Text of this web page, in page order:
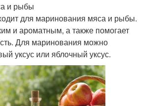
и рыбы
для маринования мяса и рыбы.
и ароматным, а также помогает
Для маринования можно
уксус или яблочный уксус.